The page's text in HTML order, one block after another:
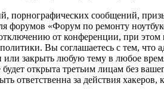
порнографических сообщений,
форумов «Форум по ремонту
от конференции, при этом
Вы соглашаетесь с тем,
закрыть любую тему в любое
открыта третьим лицам без
за действия